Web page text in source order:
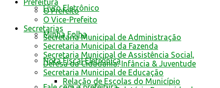
Livro Eletrônico
Minha Folha
Nota Fiscal Eletrônica
Prefeitura
O Prefeito
O Vice-Prefeito
Secretarias
Secretaria Municipal de Administração
Secretaria Municipal da Fazenda
Secretaria Municipal de Assistência Social,
Defesa da Cidadania, Infância & Juventude
Secretaria Municipal de Educação
Relação de Escolas do Município